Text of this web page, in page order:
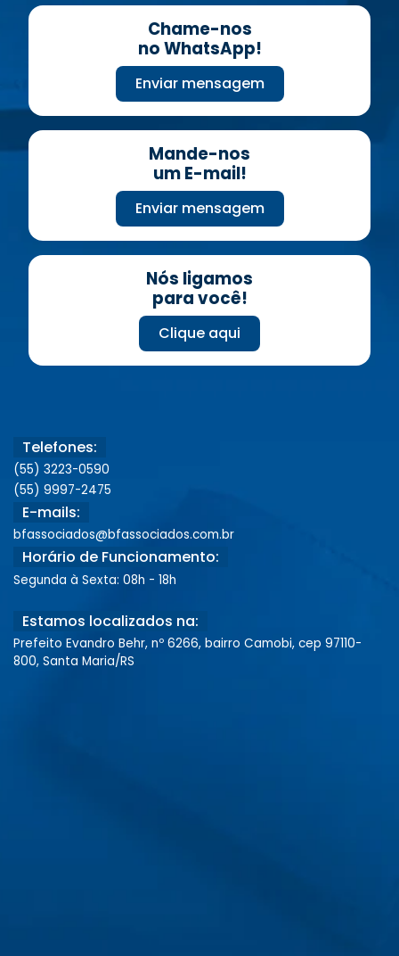
Chame-nos
no WhatsApp!
Enviar mensagem
Mande-nos
um E-mail!
Enviar mensagem
Nós ligamos
para você!
Clique aqui
Telefones:
(55) 3223-0590
(55) 9997-2475
E-mails:
bfassociados@bfassociados.com.br
Horário de Funcionamento:
Segunda à Sexta: 08h - 18h
Estamos localizados na:
Prefeito Evandro Behr, nº 6266, bairro Camobi, cep 97110-
800, Santa Maria/RS